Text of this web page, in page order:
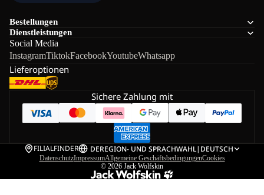
Bestellungen
Dienstleistungen
Social Media
InstagramTiktokFacebookYoutubeWhatsapp
Lieferoptionen
Sichere Zahlung mit
FILIALFINDER DEREGION- UND SPRACHWAHL| DEUTSCH
DatenschutzImpressumAllgemeine GeschäftsbedingungenCookies
© 2026 Jack Wolfskin